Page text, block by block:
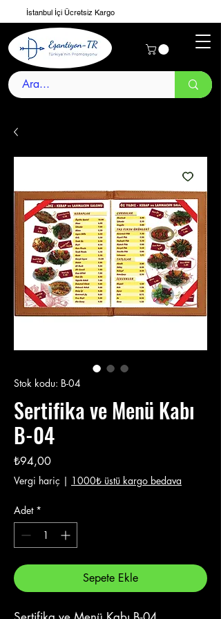
İstanbul İçi Ücretsiz Kargo
Stok kodu: B-04
Sertifika ve Menü Kabı
B-04
₺94,00Fiyat
Vergi hariç | 1000₺ üstü kargo bedava
Adet *
Sepete Ekle